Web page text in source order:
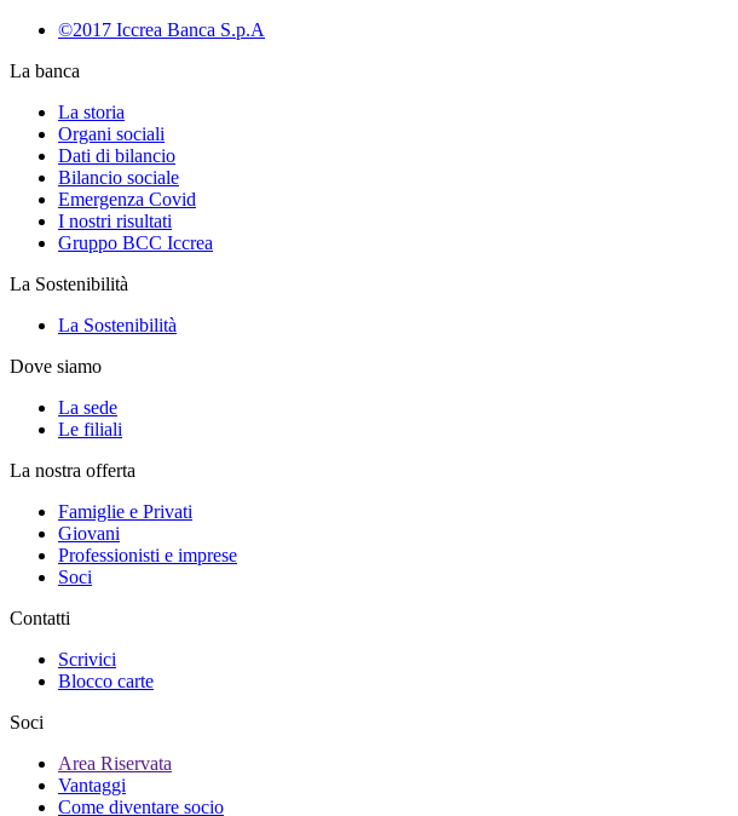
©2017 Iccrea Banca S.p.A
La banca
La storia
Organi sociali
Dati di bilancio
Bilancio sociale
Emergenza Covid
I nostri risultati
Gruppo BCC Iccrea
La Sostenibilità
La Sostenibilità
Dove siamo
La sede
Le filiali
La nostra offerta
Famiglie e Privati
Giovani
Professionisti e imprese
Soci
Contatti
Scrivici
Blocco carte
Soci
Area Riservata
Vantaggi
Come diventare socio